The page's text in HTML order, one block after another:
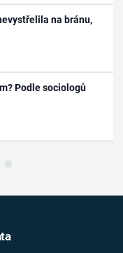
na bránu,
Podle sociologů